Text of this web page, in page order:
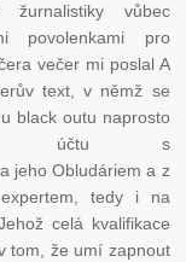
žurnalistiky vůbec
povolenkami pro
večer mi poslal A
text, v němž se
black outu naprosto
účtu s
jeho Obludáriem a z
tedy i na
celá kvalifikace
tom, že umí zapnout